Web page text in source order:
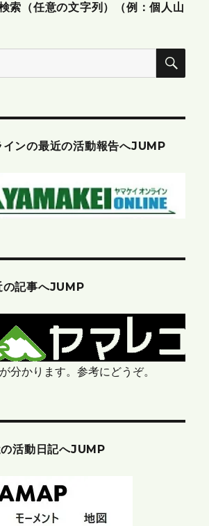
索（任意の文字列）（例：個人山
検
インの最近の活動報告へJUMP
の記事へJUMP
分かります。参考にどうぞ。
活動日記へJUMP